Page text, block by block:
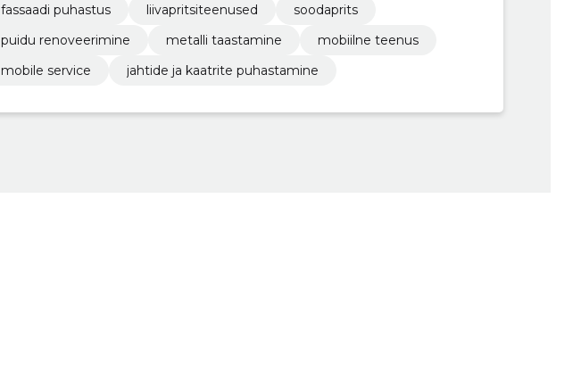
fassaadi puhastus
liivapritsiteenused
soodaprits
puidu renoveerimine
metalli taastamine
mobiilne teenus
mobile service
jahtide ja kaatrite puhastamine